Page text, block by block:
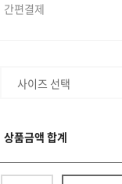
간편결제
사이즈 선택
상품금액 합계